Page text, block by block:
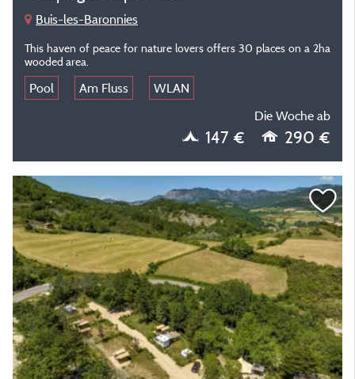
Buis-les-Baronnies
This haven of peace for nature lovers offers 30 places on a 2ha
wooded area.
Pool Am Fluss
WLAN
Die Woche ab
147 € 290 €